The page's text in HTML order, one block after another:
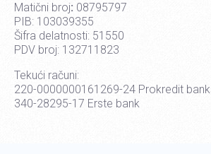
Matični broj: 08795797
PIB: 103039355
Šifra delatnosti: 51550
PDV broj: 132711823
Tekući računi:
220-0000000161269-24 Prokredit
340-28295-17 Erste bank